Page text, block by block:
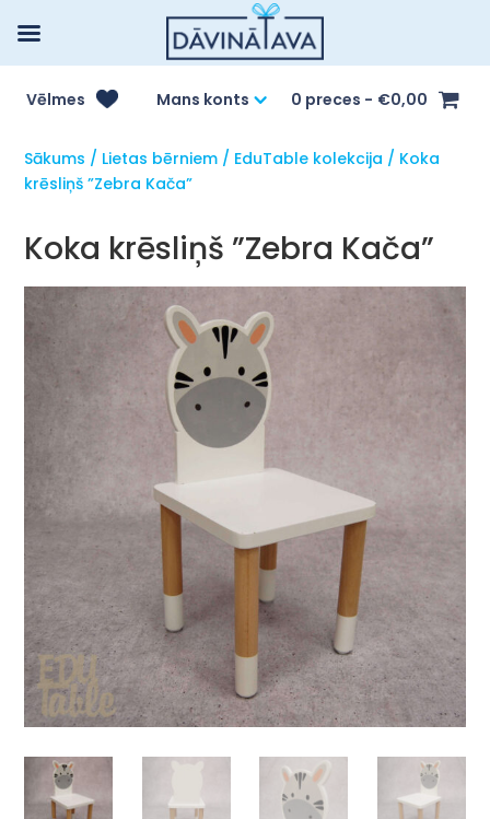
Vēlmes Mans konts 0 preces €0,00
Sākums / Lietas bērniem / EduTable kolekcija / Koka
krēsliņš ”Zebra Kača”
Koka krēsliņš ”Zebra Kača”